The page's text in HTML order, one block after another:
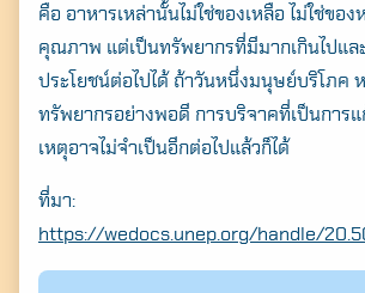
คือ อาหารเหล่านั้นไม่ใช่ของเหลือ ไม่ใช่ของ
คุณภาพ แต่เป็นทรัพยากรที่มีมากเกินไปแล
ประโยชน์ต่อไปได้ ถ้าวันหนึ่งมนุษย์บริโภค
ทรัพยากรอย่างพอดี การบริจาคที่เป็นการ
เหตุอาจไม่จำเป็นอีกต่อไปแล้วก็ได้
ที่มา:
https://wedocs.unep.org/handle/